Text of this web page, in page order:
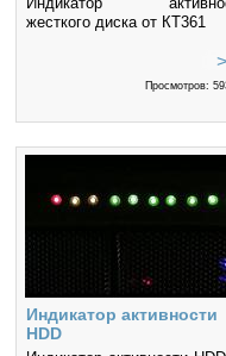
жесткого диска от КТ361
Просмотров:
Индикатор активности
HDD